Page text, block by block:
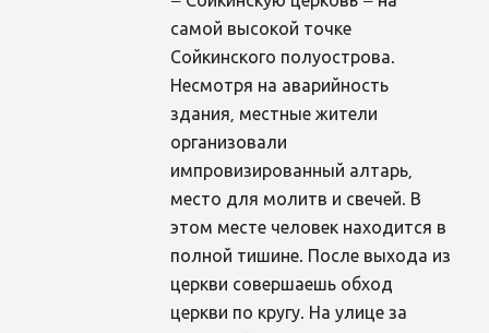
самой высокой точке
Сойкинского полуострова.
Несмотря на аварийность
здания, местные жители
организовали
импровизированный алтарь,
место для молитв и свечей. В
этом месте человек находится в
полной тишине. После выхода из
церкви совершаешь обход
церкви по кругу. На улице за